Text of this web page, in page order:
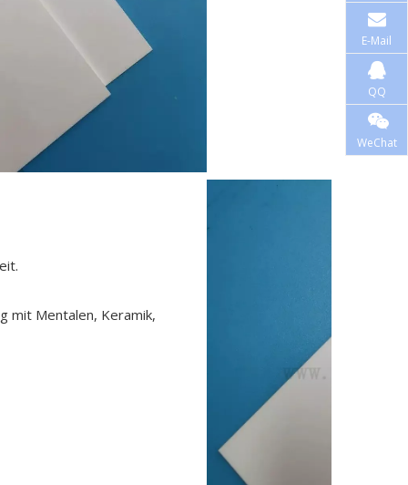
mit Mentalen, Keramik,
E-Mail
QQ
WeChat